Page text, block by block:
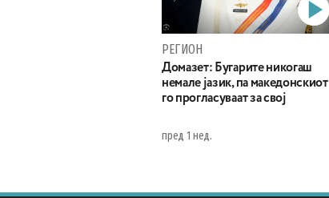
РЕГИОН
Домазет: Бугарите никогаш
немале јазик, па македонскиот
го прогласуваат за свој
пред 1 нед.